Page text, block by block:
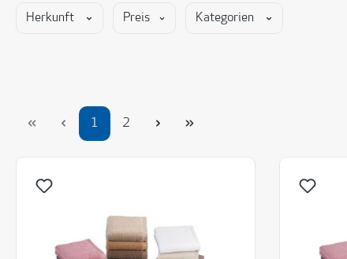
Herkunft Preis Kategorien
Seite
1 Seite
2